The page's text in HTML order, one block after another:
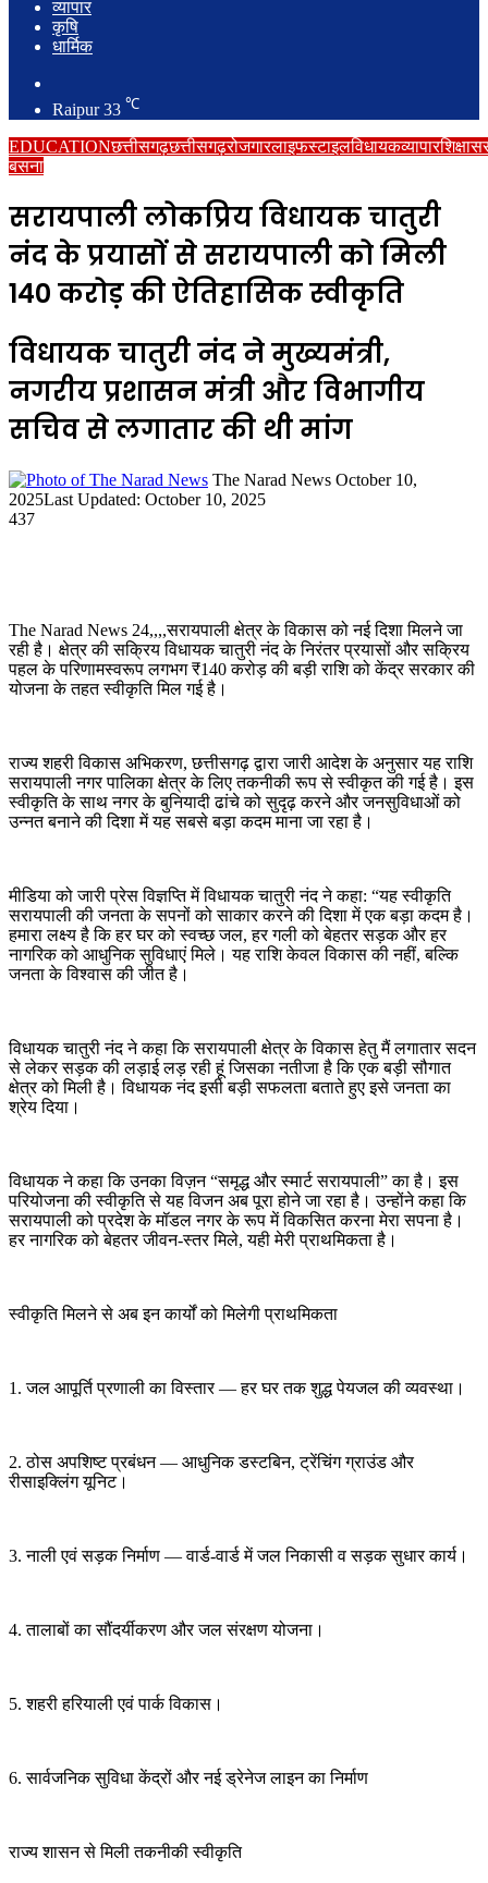
व्यापार
कृषि
धार्मिक
for
Raipur 33 ℃
EDUCATIONछत्तीसगढ़छत्तीसगढ़रोजगारलाइफस्टाइलविधायकव्यापारशिक्षा
बसना
सरायपाली लोकप्रिय विधायक चातुरी
नंद के प्रयासों से सरायपाली को मिली
₹140 करोड़ की ऐतिहासिक स्वीकृति
विधायक चातुरी नंद ने मुख्यमंत्री,
नगरीय प्रशासन मंत्री और विभागीय
सचिव से लगातार की थी मांग
The Narad News Send
October 10,
2025Last Updated: October 10, 2025
437
The Narad News 24,,,,सरायपाली क्षेत्र के विकास को नई दिशा मिलने जा
रही है। क्षेत्र की सक्रिय विधायक चातुरी नंद के निरंतर प्रयासों और सक्रिय
पहल के परिणामस्वरूप लगभग ₹140 करोड़ की बड़ी राशि को केंद्र सरकार की
योजना के तहत स्वीकृति मिल गई है।
राज्य शहरी विकास अभिकरण, छत्तीसगढ़ द्वारा जारी आदेश के अनुसार यह राशि
सरायपाली नगर पालिका क्षेत्र के लिए तकनीकी रूप से स्वीकृत की गई है। इस
स्वीकृति के साथ नगर के बुनियादी ढांचे को सुदृढ़ करने और जनसुविधाओं को
उन्नत बनाने की दिशा में यह सबसे बड़ा कदम माना जा रहा है।
मीडिया को जारी प्रेस विज्ञप्ति में विधायक चातुरी नंद ने कहा: “यह स्वीकृति
सरायपाली की जनता के सपनों को साकार करने की दिशा में एक बड़ा कदम है।
हमारा लक्ष्य है कि हर घर को स्वच्छ जल, हर गली को बेहतर सड़क और हर
नागरिक को आधुनिक सुविधाएं मिले। यह राशि केवल विकास की नहीं, बल्कि
जनता के विश्वास की जीत है।
विधायक चातुरी नंद ने कहा कि सरायपाली क्षेत्र के विकास हेतु मैं लगातार सदन
से लेकर सड़क की लड़ाई लड़ रही हूं जिसका नतीजा है कि एक बड़ी सौगात
क्षेत्र को मिली है। विधायक नंद इसी बड़ी सफलता बताते हुए इसे जनता का
श्रेय दिया।
विधायक ने कहा कि उनका विज़न “समृद्ध और स्मार्ट सरायपाली” का है। इस
परियोजना की स्वीकृति से यह विजन अब पूरा होने जा रहा है। उन्होंने कहा कि
सरायपाली को प्रदेश के मॉडल नगर के रूप में विकसित करना मेरा सपना है।
हर नागरिक को बेहतर जीवन-स्तर मिले, यही मेरी प्राथमिकता है।
स्वीकृति मिलने से अब इन कार्यों को मिलेगी प्राथमिकता
1. जल आपूर्ति प्रणाली का विस्तार — हर घर तक शुद्ध पेयजल की व्यवस्था।
2. ठोस अपशिष्ट प्रबंधन — आधुनिक डस्टबिन, ट्रेंचिंग ग्राउंड और
रीसाइक्लिंग यूनिट।
3. नाली एवं सड़क निर्माण — वार्ड-वार्ड में जल निकासी व सड़क सुधार कार्य।
4. तालाबों का सौंदर्यीकरण और जल संरक्षण योजना।
5. शहरी हरियाली एवं पार्क विकास।
6. सार्वजनिक सुविधा केंद्रों और नई ड्रेनेज लाइन का निर्माण
राज्य शासन से मिली तकनीकी स्वीकृति